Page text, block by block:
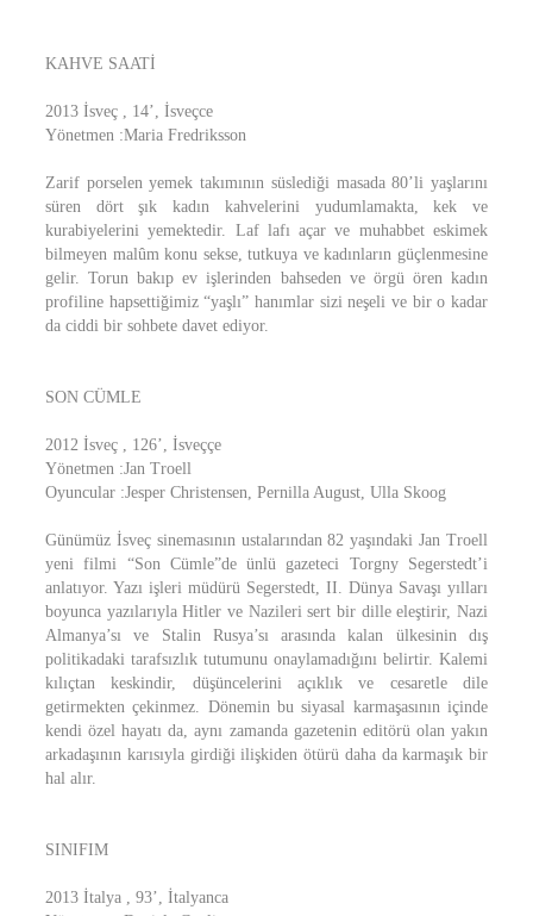
KAHVE SAATİ
2013 İsveç , 14’, İsveçce
Yönetmen :Maria Fredriksson
Zarif porselen yemek takımının süslediği masada 80’li yaşlarını
süren dört şık kadın kahvelerini yudumlamakta, kek ve
kurabiyelerini yemektedir. Laf lafı açar ve muhabbet eskimek
bilmeyen malûm konu sekse, tutkuya ve kadınların güçlenmesine
gelir. Torun bakıp ev işlerinden bahseden ve örgü ören kadın
profiline hapsettiğimiz “yaşlı” hanımlar sizi neşeli ve bir o kadar
da ciddi bir sohbete davet ediyor.
SON CÜMLE
2012 İsveç , 126’, İsveççe
Yönetmen :Jan Troell
Oyuncular :Jesper Christensen, Pernilla August, Ulla Skoog
Günümüz İsveç sinemasının ustalarından 82 yaşındaki Jan Troell
yeni filmi “Son Cümle”de ünlü gazeteci Torgny Segerstedt’i
anlatıyor. Yazı işleri müdürü Segerstedt, II. Dünya Savaşı yılları
boyunca yazılarıyla Hitler ve Nazileri sert bir dille eleştirir, Nazi
Almanya’sı ve Stalin Rusya’sı arasında kalan ülkesinin dış
politikadaki tarafsızlık tutumunu onaylamadığını belirtir. Kalemi
kılıçtan keskindir, düşüncelerini açıklık ve cesaretle dile
getirmekten çekinmez. Dönemin bu siyasal karmaşasının içinde
kendi özel hayatı da, aynı zamanda gazetenin editörü olan yakın
arkadaşının karısıyla girdiği ilişkiden ötürü daha da karmaşık bir
hal alır.
SINIFIM
2013 İtalya , 93’, İtalyanca